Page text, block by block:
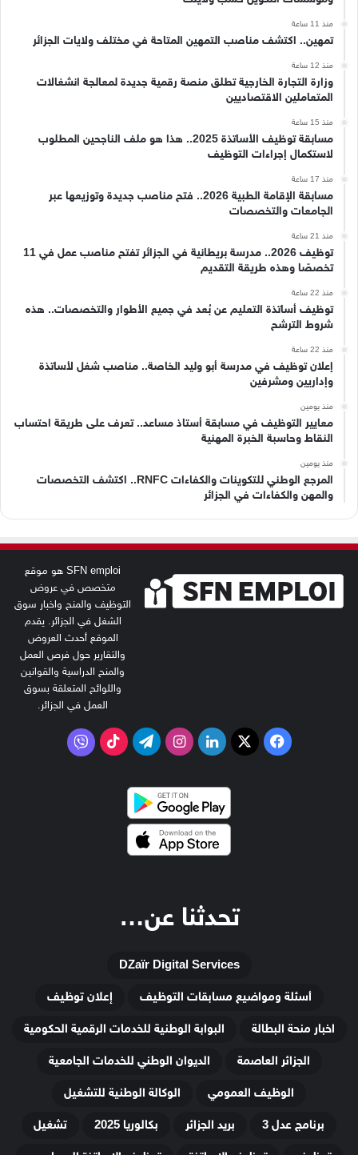
منذ 11 ساعة
تمهين.. اكتشف مناصب التمهين المتاحة في مختلف ولايات الجزائر
منذ 12 ساعة
وزارة التجارة الخارجية تطلق منصة رقمية جديدة لمعالجة انشغالات
المتعاملين الاقتصاديين
منذ 15 ساعة
مسابقة توظيف الأساتذة 2025.. هذا هو ملف الناجحين المطلوب
لاستكمال إجراءات التوظيف
منذ 17 ساعة
مسابقة الإقامة الطبية 2026.. فتح مناصب جديدة وتوزيعها عبر
الجامعات والتخصصات
منذ 21 ساعة
توظيف 2026.. مدرسة بريطانية في الجزائر تفتح مناصب عمل في 11
تخصصًا وهذه طريقة التقديم
منذ 22 ساعة
توظيف أساتذة التعليم عن بُعد في جميع الأطوار والتخصصات.. هذه
شروط الترشح
منذ 22 ساعة
إعلان توظيف في مدرسة أبو وليد الخاصة.. مناصب شغل لأساتذة
وإداريين ومشرفين
منذ يومين
معايير التوظيف في مسابقة أستاذ مساعد.. تعرف على طريقة احتساب
النقاط وحاسبة الخبرة المهنية
منذ يومين
المرجع الوطني للتكوينات والكفاءات RNFC.. اكتشف التخصصات
والمهن والكفاءات في الجزائر
SFN emploi هو موقع
متخصص في عروض
التوظيف والمنح واخبار سوق
الشغل في الجزائر. يقدم
الموقع أحدث العروض
والتقارير حول فرص العمل
والمنح الدراسية والقوانين
واللوائح المتعلقة بسوق
العمل في الجزائر.
فيسبوك
‫X لينكدإنانستقرامتيلقرام‫TikTokفايبر
تحدثنا عن…
DZaïr Digital Services
أسئلة ومواضيع مسابقات التوظيف
إعلان توظيف
اخبار منحة البطالة
البوابة الوطنية للخدمات الرقمية الحكومية
الجزائر العاصمة
الديوان الوطني للخدمات الجامعية
الوظيف العمومي
الوكالة الوطنية للتشغيل
برنامج عدل 3
بريد الجزائر بكالوريا 2025
تشغيل